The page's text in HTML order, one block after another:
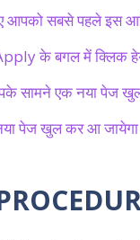
सबसे पहले इस
के बगल में क्लिक
सामने एक नया पेज
पेज खुल कर आ